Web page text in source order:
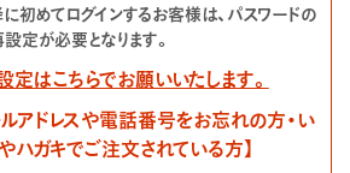
めてログインするお客様は、パスワードの
定が必要となります。
定はこちらでお願いいたします。
アドレスや電話番号をお忘れの方・い
ハガキでご注文されている方】